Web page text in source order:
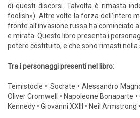
di questi discorsi. Talvolta è rimasta
foolish»). Altre volte la forza dell’intero
fronte all’invasione russa ha cominciato
e mirata. Questo libro presenta i
potere costituito, e che sono rimasti
Tra i personaggi presenti nel libro:
Temistocle • Socrate • Alessandro
Oliver Cromwell • Napoleone Bonaparte
Kennedy • Giovanni XXIII • Neil